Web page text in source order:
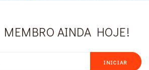
MEMBRO AINDA HOJE!
INICIAR